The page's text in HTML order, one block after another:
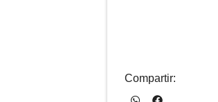
Compartir: